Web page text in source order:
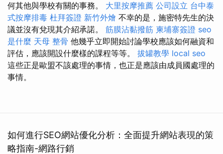
何其他與學校有關的事務。 大里按摩推薦 公司設立 台中泰
式按摩排毒 杜拜簽證 新竹外燴 不幸的是，施密特先生的決
議並沒有兌現其介紹承諾。 筋膜沾黏撥筋 柬埔寨簽證 seo
是什麼 天母 整骨 他幾乎立即開始討論學校應該如何融資和
評估，應該開設什麼樣的課程等等。 拔罐教學 local seo
這些正是歐盟不該處理的事情，也正是應該由成員國處理的
事情。
如何進行SEO網站優化分析：全面提升網站表現的策
略指南-網路行銷